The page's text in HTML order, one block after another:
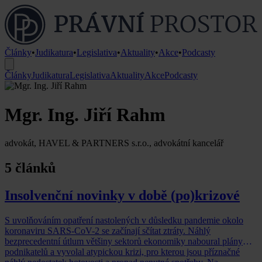
Články•Judikatura•Legislativa•Aktuality•Akce•Podcasty
ČlánkyJudikaturaLegislativaAktualityAkcePodcasty
Mgr. Ing. Jiří Rahm
advokát, HAVEL & PARTNERS s.r.o., advokátní kancelář
5 článků
Insolvenční novinky v době (po)krizové
S uvolňováním opatření nastolených v důsledku pandemie okolo
koronaviru SARS-CoV-2 se začínají sčítat ztráty. Náhlý
bezprecedentní útlum většiny sektorů ekonomiky naboural plány
podnikatelů a vyvolal atypickou krizi, pro kterou jsou příznačné